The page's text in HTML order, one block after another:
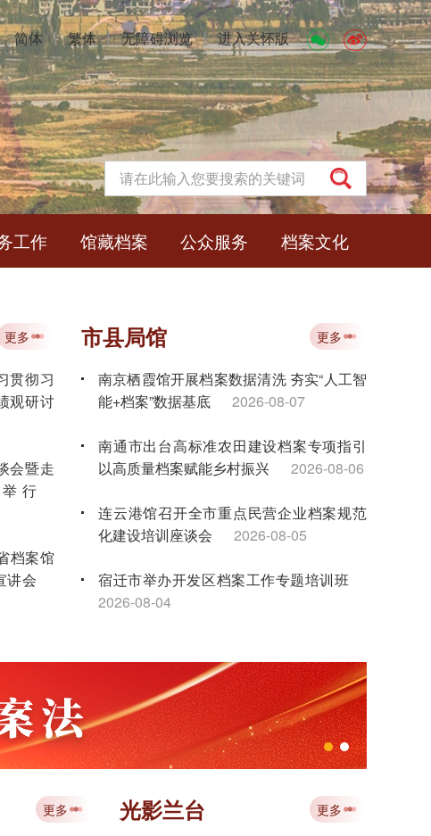
简体 丨 繁体 丨 无障碍浏览 丨 进入关怀版
工作 馆藏档案 公众服务 档案文化
更多
贯彻习
观研讨
会暨走
行
档案馆
讲会
07-16
社科联
市县局馆 更多
南京栖霞馆开展档案数据清洗 夯实“人工智
能+档案”数据基底
2026-08-07
南通市出台高标准农田建设档案专项指引
以高质量档案赋能乡村振兴
2026-08-06
连云港馆召开全市重点民营企业档案规范
化建设培训座谈会
2026-08-05
宿迁市举办开发区档案工作专题培训班
2026-08-04
新就业群体子女暑期生活
2026-08-03
“泰有感”实境思政课堂：让青少年在档案中
触摸家乡发展脉搏
2026-08-03
专题培训 赋能档案事业数智化转型
2026-08-03
更多 光影兰台 更多